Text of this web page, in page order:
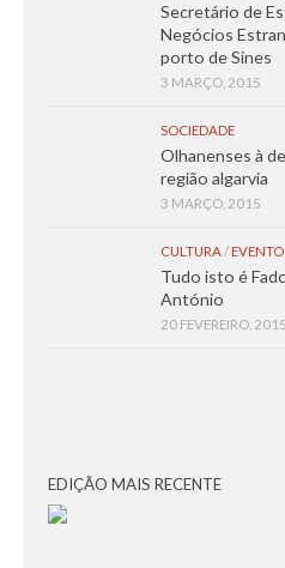
Secretário de
Negócios
porto de Sines
3 MARÇO, 2015
SOCIEDADE
Olhanenses à
região algarvia
3 MARÇO, 2015
CULTURA/ EVENTO
Tudo isto é
António
20 FEVEREIRO, 2015
EDIÇÃO MAIS RECENTE